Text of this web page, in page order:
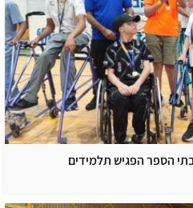
הספר הפגיש תלמידים